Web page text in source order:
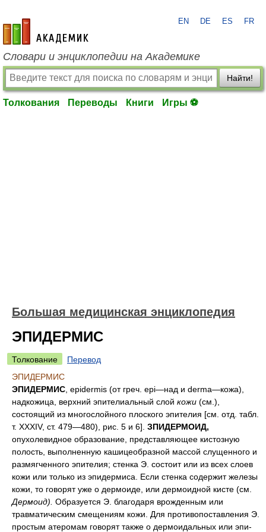
academic.ru
EN DE ES FR
Словари и энциклопедии на Академике
Найти!
Толкования Переводы Книги Игры ⚽
Большая медицинская энциклопедия
ЭПИДЕРМИС
Толкование
Перевод
ЭПИДЕРМИС
ЭПИДЕРМИС , epidermis (от греч. epi—над и derma—кожа),
надкожица, верхний эпителиальный слой кожи (см.),
состоящий из многослойного плоского эпителия [см. отд. табл.
т. XXXIV, ст. 479—480), рис. 5 и 6]. ЗПИДЕРМОИД,
опухолевидное образование, представляющее кистозную
полость, выполненную кашицеобразной массой слущенного и
размягченного эпителия; стенка Э. состоит или из всех слоев
кожи или только из эпидермиса. Если стенка содержит железы
кожи, то говорят уже о дермоиде, или дермоидной кисте (см.
Дермоид). Образуется Э. благодаря врожденным или
травматическим смещениям кожи. Для противопоставления Э.
простым атеромам говорят также о дермоидальных или эпи-